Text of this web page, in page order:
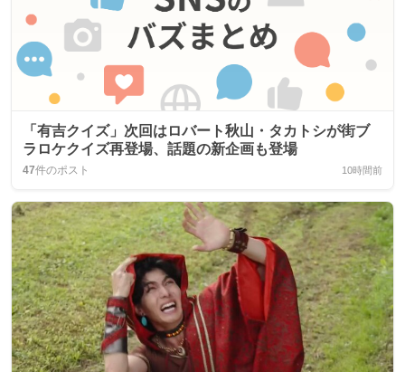
「有吉クイズ」次回はロバート秋山・タカトシが街ブ
ラロケクイズ再登場、話題の新企画も登場
47件のポスト 10時間前